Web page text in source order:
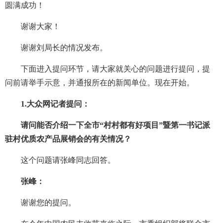
圆满成功！
谢谢大家！
谢谢刘局长的情况发布。
下面进入提问环节，请大家就关心的问题进行提问，提
问前请举手示意，并通报所在的新闻单位。现在开始。
1.大众网记者提问：
请问能否介绍一下全市“村村都有好项目”暨第一书记派
驻村优质农产品展销会的有关情况？
这个问题请张峰同志回答。
张峰：
谢谢您的提问。